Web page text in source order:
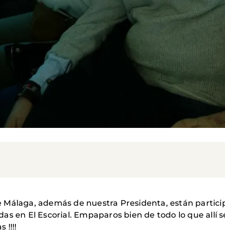
Málaga, además de nuestra Presidenta, están
en El Escorial. Empaparos bien de todo lo que allí
!!!!